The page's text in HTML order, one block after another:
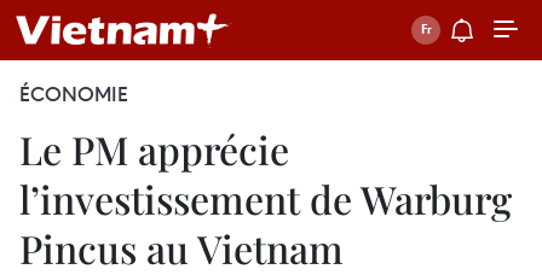
ÉCONOMIE
Le PM apprécie
l’investissement de Warburg
Pincus au Vietnam